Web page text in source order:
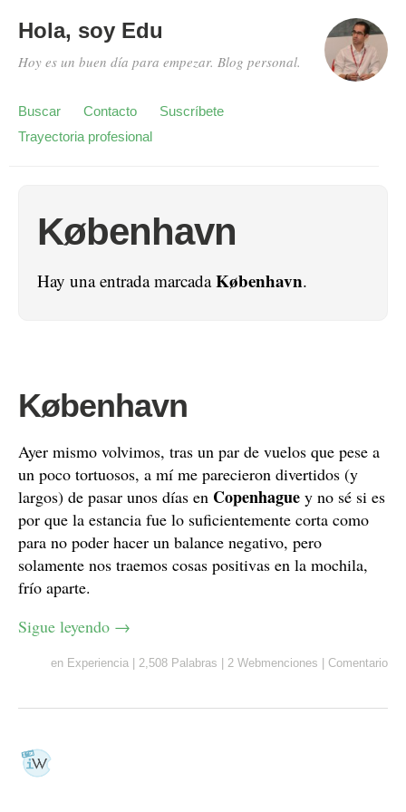
Hola, soy Edu
Hoy es un buen día para empezar. Blog personal.
Buscar Contacto
Suscríbete
Trayectoria profesional
København
Hay una entrada marcadaKøbenhavn.
København
Ayer mismo volvimos, tras un par de vuelos que pese a
un poco tortuosos, a mí me parecieron divertidos (y
largos) de pasar unos días en Copenhague y no sé si es
por que la estancia fue lo suficientemente corta como
para no poder hacer un balance negativo, pero
solamente nos traemos cosas positivas en la mochila,
frío aparte.
Sigue leyendo →
en Experiencia 2,508 Palabras 2 Webmenciones Comentario